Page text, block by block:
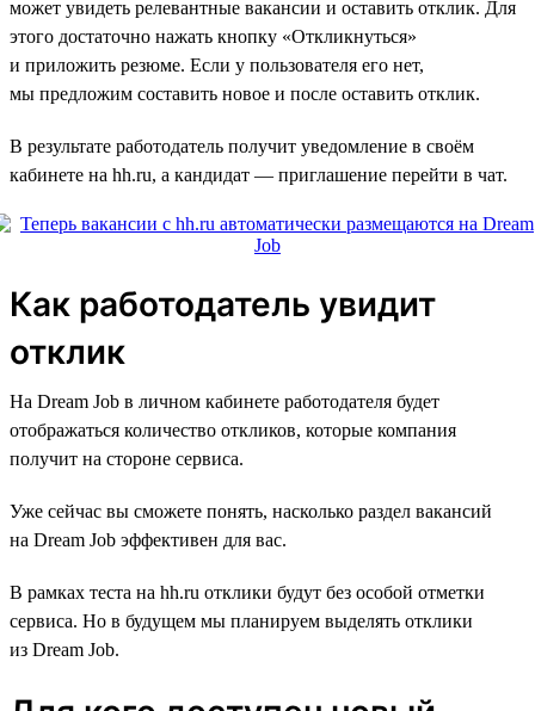
может увидеть релевантные вакансии и оставить отклик. Для
этого достаточно нажать кнопку «Откликнуться»
и приложить резюме. Если у пользователя его нет,
мы предложим составить новое и после оставить отклик.
В результате работодатель получит уведомление в своём
кабинете на hh.ru, а кандидат — приглашение перейти в чат.
Как работодатель увидит
отклик
На Dream Job в личном кабинете работодателя будет
отображаться количество откликов, которые компания
получит на стороне сервиса.
Уже сейчас вы сможете понять, насколько раздел вакансий
на Dream Job эффективен для вас.
В рамках теста на hh.ru отклики будут без особой отметки
сервиса. Но в будущем мы планируем выделять отклики
из Dream Job.